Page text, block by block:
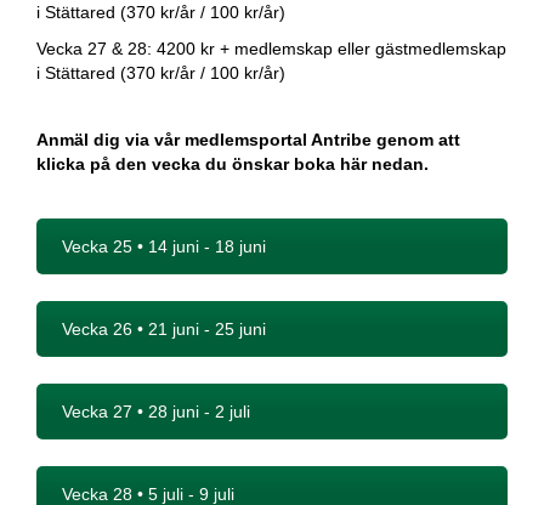
i Stättared (370 kr/år / 100 kr/år)
Vecka 27 & 28: 4200 kr + medlemskap eller gästmedlemskap
i Stättared (370 kr/år / 100 kr/år)
Anmäl dig via vår medlemsportal Antribe genom att
klicka på den vecka du önskar boka här nedan.
Vecka 25 • 14 juni - 18 juni
Vecka 26 • 21 juni - 25 juni
Vecka 27 • 28 juni - 2 juli
Vecka 28 • 5 juli - 9 juli